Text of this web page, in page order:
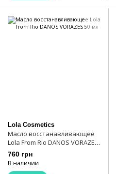
Lola Cosmetics
Масло восстанавливающее
Lola From Rio DANOS VORAZES
50 мл
760 грн
В наличии